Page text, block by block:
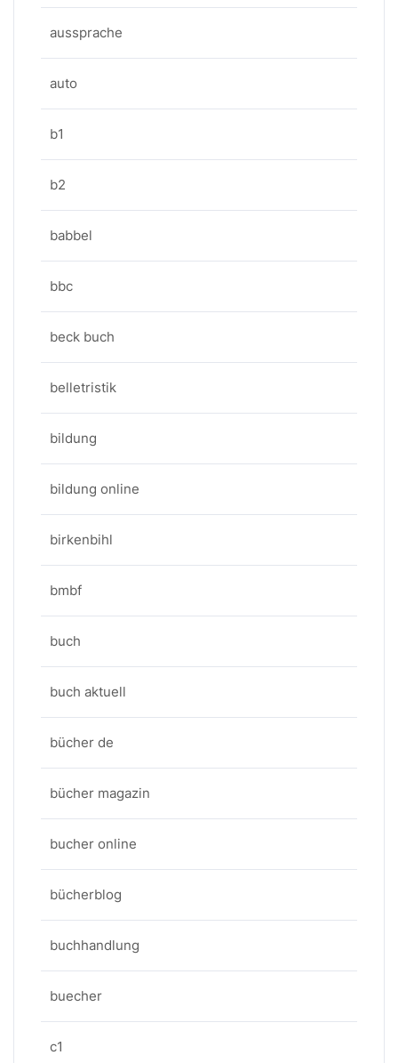
aussprache
auto
b1
b2
babbel
bbc
beck buch
belletristik
bildung
bildung online
birkenbihl
bmbf
buch
buch aktuell
bücher de
bücher magazin
bucher online
bücherblog
buchhandlung
buecher
c1